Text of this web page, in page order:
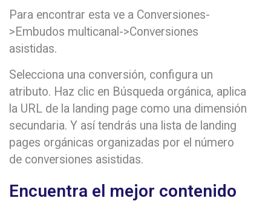
Para encontrar esta ve a Conversiones-
>Embudos multicanal->Conversiones
asistidas.
Selecciona una conversión, configura un
atributo. Haz clic en Búsqueda orgánica, aplica
la URL de la landing page como una dimensión
secundaria. Y así tendrás una lista de landing
pages orgánicas organizadas por el número
de conversiones asistidas.
Encuentra el mejor contenido